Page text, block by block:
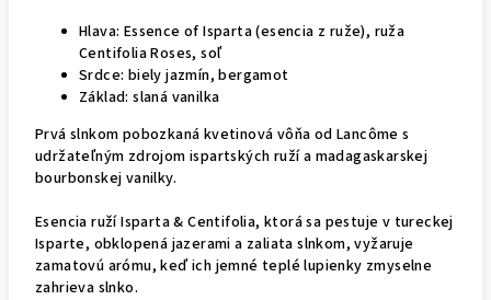
Hlava: Essence of Isparta (esencia z ruže), ruža
Centifolia Roses, soľ
Srdce: biely jazmín, bergamot
Základ: slaná vanilka
Prvá slnkom pobozkaná kvetinová vôňa od Lancôme s
udržateľným zdrojom ispartských ruží a madagaskarskej
bourbonskej vanilky.
Esencia ruží Isparta & Centifolia, ktorá sa pestuje v tureckej
Isparte, obklopená jazerami a zaliata slnkom, vyžaruje
zamatovú arómu, keď ich jemné teplé lupienky zmyselne
zahrieva slnko.